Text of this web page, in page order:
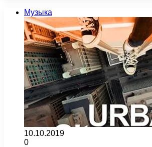
Музыка
10.10.2019
0